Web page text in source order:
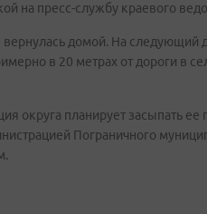
на пресс-службу краевого
домой. На следующий
в 20 метрах от дороги в
округа планирует засыпать ее
Пограничного